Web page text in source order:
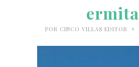
ermita
POR CINCO VILLAS EDITOR •